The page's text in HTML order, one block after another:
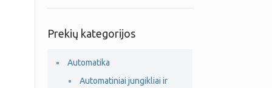
Prekių kategorijos
Automatika
Automatiniai jungikliai ir